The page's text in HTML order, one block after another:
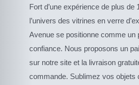
Fort d’une expérience de plus de
l’univers des vitrines en verre
Avenue se positionne comme un
confiance. Nous proposons un
sur notre site et la livraison
commande. Sublimez vos objets